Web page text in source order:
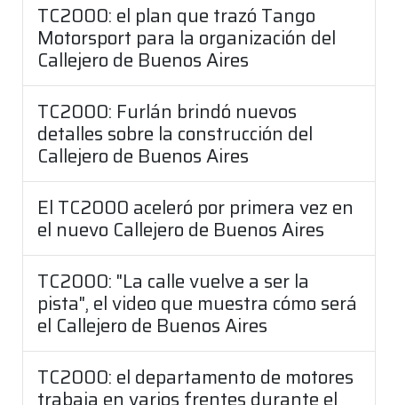
TC2000: el plan que trazó Tango
Motorsport para la organización del
Callejero de Buenos Aires
TC2000: Furlán brindó nuevos
detalles sobre la construcción del
Callejero de Buenos Aires
El TC2000 aceleró por primera vez en
el nuevo Callejero de Buenos Aires
TC2000: "La calle vuelve a ser la
pista", el video que muestra cómo será
el Callejero de Buenos Aires
TC2000: el departamento de motores